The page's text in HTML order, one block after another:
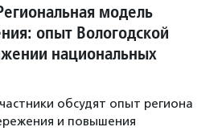
модель
опыт Вологодской
национальных
обсудят опыт региона
и повышения